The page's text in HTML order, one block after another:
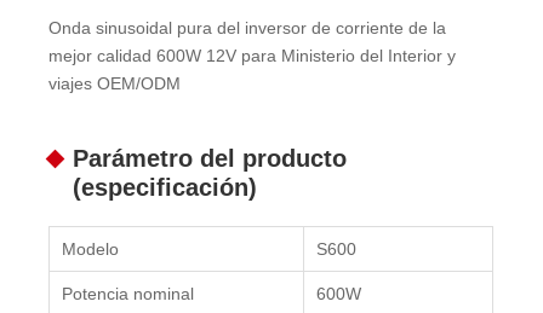
Onda sinusoidal pura del inversor de corriente de la
mejor calidad 600W 12V para Ministerio del Interior y
viajes OEM/ODM
Parámetro del producto
(especificación)
Modelo S600
Potencia nominal 600W